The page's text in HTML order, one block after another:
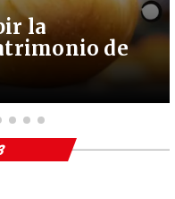
la
de